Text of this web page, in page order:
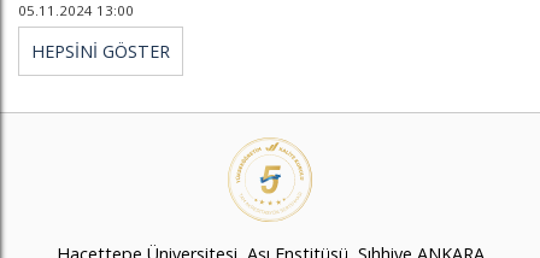
05.11.2024 13:00
HEPSİNİ GÖSTER